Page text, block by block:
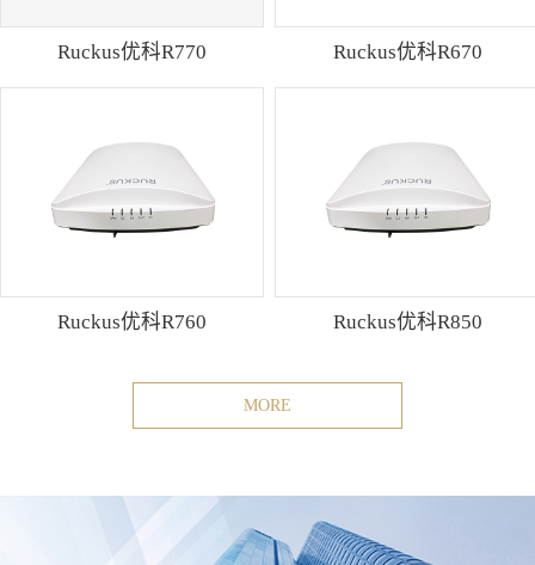
Ruckus优科R770 Ruckus优科R670
Ruckus优科R760 Ruckus优科R850
MORE